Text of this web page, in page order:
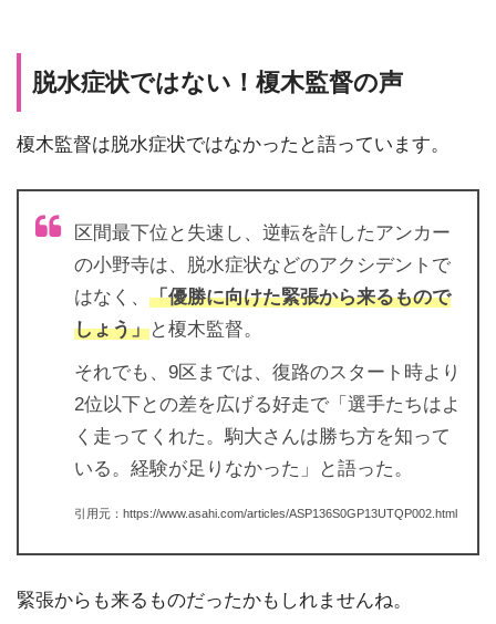
脱水症状ではない！榎木監督の声
榎木監督は脱水症状ではなかったと語っています。
区間最下位と失速し、逆転を許したアンカー
の小野寺は、脱水症状などのアクシデントで
はなく、 「優勝に向けた緊張から来るもので
しょう」と榎木監督。
それでも、9区までは、復路のスタート時より
2位以下との差を広げる好走で「選手たちはよ
く走ってくれた。駒大さんは勝ち方を知って
いる。経験が足りなかった」と語った。
引用元：https://www.asahi.com/articles/ASP136S0GP13UTQP002.html
緊張からも来るものだったかもしれませんね。